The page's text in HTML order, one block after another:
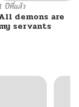
ปีที่แล้ว
demons are
servants